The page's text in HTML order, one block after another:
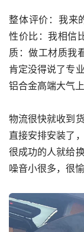
整体评价：我来
性价比：我相信
质：做工材质我
肯定没得说了专
铝合金高端大气
物流很快就收到
直接安排安装了
很成功的人就给
噪音小很多，很